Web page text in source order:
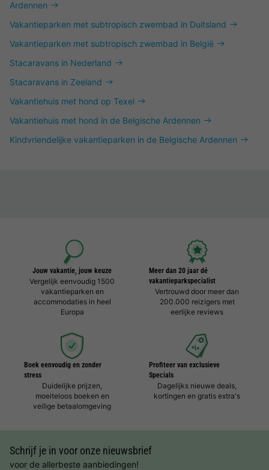
Ardennen
Vakantieparken met subtropisch zwembad in Duitsland
Vakantieparken met subtropisch zwembad in België
Stacaravans in Nederland
Stacaravans in Zeeland
Vakantiehuis met hond op Texel
Vakantiehuis met hond in de Belgische Ardennen
Kindvriendelijke vakantieparken in de Belgische Ardennen
Jouw vakantie, jouw keuze
Vergelijk eenvoudig 1500
vakantieparken en
accommodaties in heel
Europa
Meer dan 20 jaar dé
vakantieparkspecialist
Vertrouwd door meer dan
200.000 reizigers met
eerlijke reviews
Boek eenvoudig en zonder
stress
Duidelijke prijzen,
moeiteloos boeken en
veilige betaalomgeving
Profiteer van exclusieve
Specials
Dagelijks nieuwe deals,
kortingen en gratis extra's
Schrijf je in voor onze nieuwsbrief
voor de allerbeste aanbiedingen!